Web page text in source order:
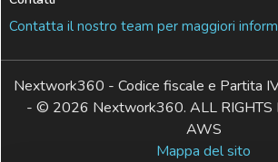
Contatta il nostro team per maggiori
Nextwork360 - Codice fiscale e Partita
- © 2026 Nextwork360. ALL RIGHTS
AWS
Mappa del sito